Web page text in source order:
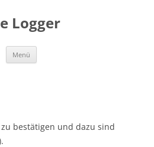
Logger
Menü
bestätigen und dazu sind